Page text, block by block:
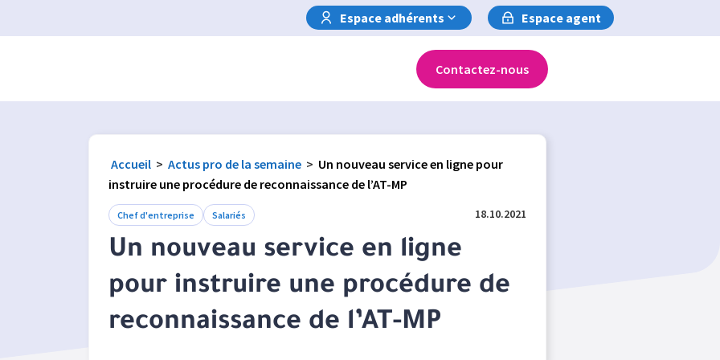
Espace adhérents
Espace agent
Contactez-nous
Accueil > Actus pro de la semaine > Un nouveau service en ligne pour
instruire une procédure de reconnaissance de l’AT-MP
Chef d'entreprise Salariés 18.10.2021
Un nouveau service en ligne
pour instruire une procédure de
reconnaissance de l’AT-MP